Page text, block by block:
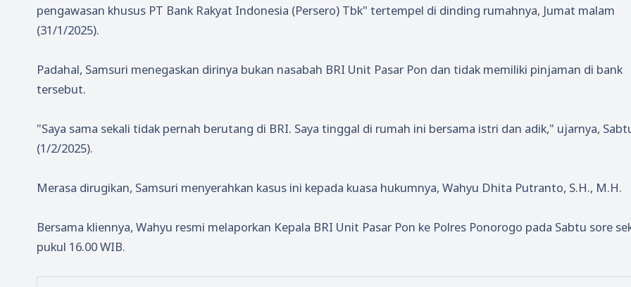
pengawasan khusus PT Bank Rakyat Indonesia (Persero) Tbk" tertempel di dinding rumahnya, Jumat malam
(31/1/2025).
Padahal, Samsuri menegaskan dirinya bukan nasabah BRI Unit Pasar Pon dan tidak memiliki pinjaman di bank
tersebut.
"Saya sama sekali tidak pernah berutang di BRI. Saya tinggal di rumah ini bersama istri dan adik," ujarnya,
(1/2/2025).
Merasa dirugikan, Samsuri menyerahkan kasus ini kepada kuasa hukumnya, Wahyu Dhita Putranto, S.H., M.H.
Bersama kliennya, Wahyu resmi melaporkan Kepala BRI Unit Pasar Pon ke Polres Ponorogo pada Sabtu sore
pukul 16.00 WIB.